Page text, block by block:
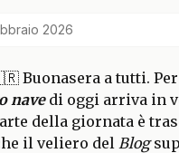
2026
a tutti. Per
navedi oggi arriva in
della giornata è
il veliero del Blog